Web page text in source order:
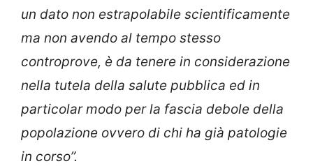
un dato non estrapolabile scientificamente
ma non avendo al tempo stesso
controprove, è da tenere in considerazione
nella tutela della salute pubblica ed in
particolar modo per la fascia debole della
popolazione ovvero di chi ha già patologie
in corso”.